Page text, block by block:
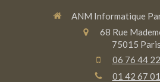
ANM Informatique
68 Rue
75015
06 76 44
01 42 67